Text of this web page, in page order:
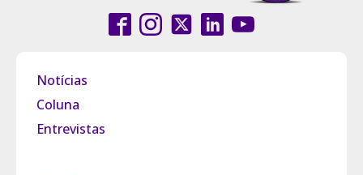
Notícias
Coluna
Entrevistas